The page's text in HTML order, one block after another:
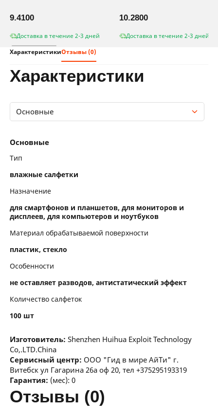
9.4100
Доставка в течение 2-3 дней
10.2800
Доставка в течение 2-3 дней
ХарактеристикиОтзывы (0)
характеристики
Основные
Основные
Тип
влажные салфетки
Назначение
для смартфонов и планшетов, для мониторов и
дисплеев, для компьютеров и ноутбуков
Материал обрабатываемой поверхности
пластик, стекло
Особенности
не оставляет разводов, антистатический эффект
Количество салфеток
100 шт
Изготовитель: Shenzhen Huihua Exploit Technology
Co,.LTD.China
Сервисный центр: ООО "Гид в мире АйТи" г.
Витебск ул Гагарина 26а оф 20, тел +375295193319
Гарантия: (мес): 0
отзывы (0)